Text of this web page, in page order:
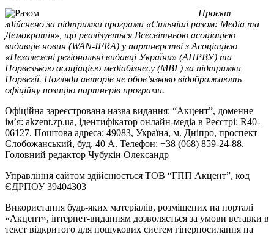
Проєкт
здійснено за підтримки програми «Сильніші разом: Медіа та
Демократія», що реалізується Всесвітньою асоціацією
видавців новин (WAN-IFRA) у партнерстві з Асоціацією
«Незалежні регіональні видавці України» (АНРВУ) та
Норвезькою асоціацією медіабізнесу (MBL) за підтримки
Норвегії. Погляди авторів не обов’язково відображають
офіційну позицію партнерів програми.
Офіційна зареєстрована назва видання: “Акцент”, доменне
ім’я: akzent.zp.ua, ідентифікатор онлайн-медіа в Реєстрі: R40-
06127. Поштова адреса: 49083, Україна, м. Дніпро, проспект
Слобожанський, буд. 40 А. Телефон: +38 (068) 859-24-88.
Головний редактор Чубукін Олександр
Управління сайтом здійснюється ТОВ “ГПП Акцент”, код
ЄДРПОУ 39404303
Використання будь-яких матеріалів, розміщених на порталі
«Акцент», інтернет-виданням дозволяється за умови вставки в
текст відкритого для пошукових систем гіперпосилання на